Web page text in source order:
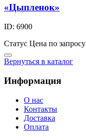
«Цыпленок»
ID: 6900
Статус Цена по запросу
Вернуться в каталог
Информация
О нас
Контакты
Доставка
Оплата